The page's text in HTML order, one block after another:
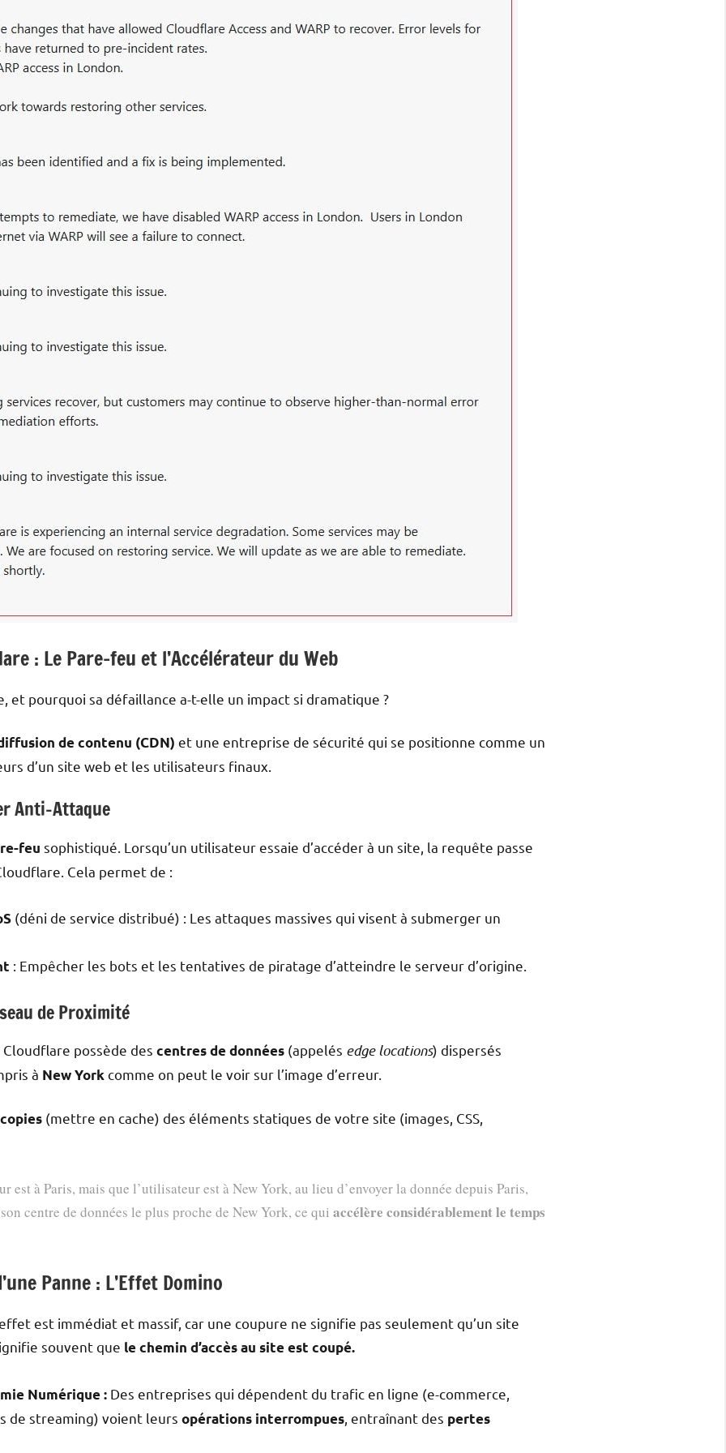
: Le Pare-feu et l’Accélérateur du Web
et pourquoi sa défaillance a-t-elle un impact si dramatique ?
de contenu (CDN) et une entreprise de sécurité qui se positionne comme un
d’un site web et les utilisateurs finaux.
Anti-Attaque
feu sophistiqué. Lorsqu’un utilisateur essaie d’accéder à un site, la requête passe
Cela permet de :
(déni de service distribué) : Les attaques massives qui visent à submerger un
: Empêcher les bots et les tentatives de piratage d’atteindre le serveur d’origine.
de Proximité
Cloudflare possède des centres de données (appelés edge locations) dispersés
à New Yorkcomme on peut le voir sur l’image d’erreur.
(mettre en cache) des éléments statiques de votre site (images, CSS,
est à Paris, mais que l’utilisateur est à New York, au lieu d’envoyer la donnée depuis Paris,
centre de données le plus proche de New York, ce qui accélère considérablement le temps
Panne : L’Effet Domino
est immédiat et massif, car une coupure ne signifie pas seulement qu’un site
souvent que le chemin d’accès au site est coupé.
Numérique : Des entreprises qui dépendent du trafic en ligne (e-commerce,
de streaming) voient leurs opérations interrompues, entraînant des pertes